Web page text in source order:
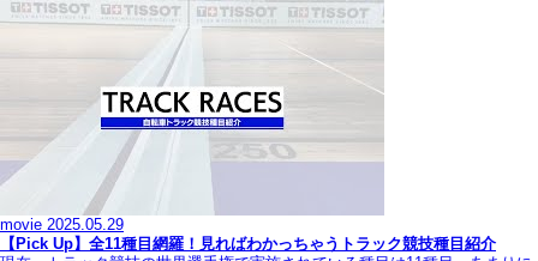
movie 2025.05.29
【Pick Up】全11種目網羅！見ればわかっちゃうトラック競技種目紹介